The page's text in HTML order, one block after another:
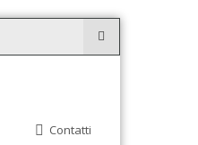
Contatti